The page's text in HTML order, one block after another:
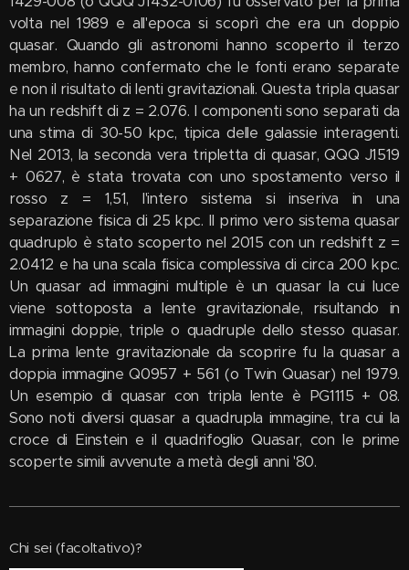
volta nel 1989 e all'epoca si scoprì che era un doppio
quasar. Quando gli astronomi hanno scoperto il terzo
membro, hanno confermato che le fonti erano separate
e non il risultato di lenti gravitazionali. Questa tripla quasar
ha un redshift di z = 2.076. I componenti sono separati da
una stima di 30-50 kpc, tipica delle galassie interagenti.
Nel 2013, la seconda vera tripletta di quasar, QQQ J1519
+ 0627, è stata trovata con uno spostamento verso il
rosso z = 1,51, l'intero sistema si inseriva in una
separazione fisica di 25 kpc. Il primo vero sistema quasar
quadruplo è stato scoperto nel 2015 con un redshift z =
2.0412 e ha una scala fisica complessiva di circa 200 kpc.
Un quasar ad immagini multiple è un quasar la cui luce
viene sottoposta a lente gravitazionale, risultando in
immagini doppie, triple o quadruple dello stesso quasar.
La prima lente gravitazionale da scoprire fu la quasar a
doppia immagine Q0957 + 561 (o Twin Quasar) nel 1979.
Un esempio di quasar con tripla lente è PG1115 + 08.
Sono noti diversi quasar a quadrupla immagine, tra cui la
croce di Einstein e il quadrifoglio Quasar, con le prime
scoperte simili avvenute a metà degli anni '80.
Chi sei (facoltativo)?